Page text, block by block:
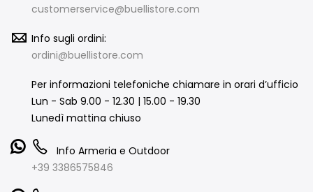
customerservice@buellistore.com
Info sugli ordini:
ordini@buellistore.com
Per informazioni telefoniche chiamare in orari d’ufficio
Lun - Sab 9.00 - 12.30 | 15.00 - 19.30
Lunedì mattina chiuso
Info Armeria e Outdoor
+39 3386575846